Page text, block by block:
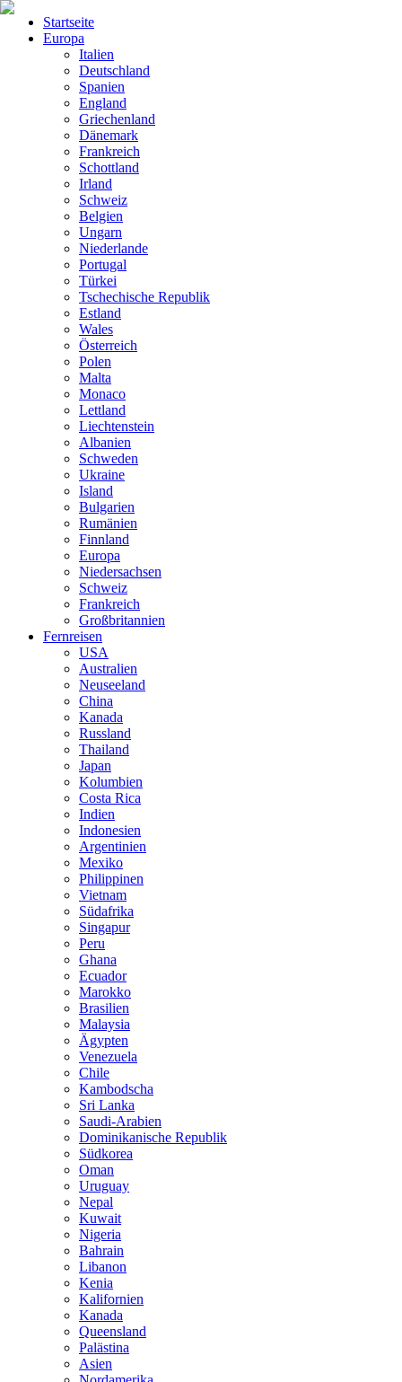
Startseite
Europa
Italien
Deutschland
Spanien
England
Griechenland
Dänemark
Frankreich
Schottland
Irland
Schweiz
Belgien
Ungarn
Niederlande
Portugal
Türkei
Tschechische Republik
Estland
Wales
Österreich
Polen
Malta
Monaco
Lettland
Liechtenstein
Albanien
Schweden
Ukraine
Island
Bulgarien
Rumänien
Finnland
Europa
Niedersachsen
Schweiz
Frankreich
Großbritannien
Fernreisen
USA
Australien
Neuseeland
China
Kanada
Russland
Thailand
Japan
Kolumbien
Costa Rica
Indien
Indonesien
Argentinien
Mexiko
Philippinen
Vietnam
Südafrika
Singapur
Peru
Ghana
Ecuador
Marokko
Brasilien
Malaysia
Ägypten
Venezuela
Chile
Kambodscha
Sri Lanka
Saudi-Arabien
Dominikanische Republik
Südkorea
Oman
Uruguay
Nepal
Kuwait
Nigeria
Bahrain
Libanon
Kenia
Kalifornien
Kanada
Queensland
Palästina
Asien